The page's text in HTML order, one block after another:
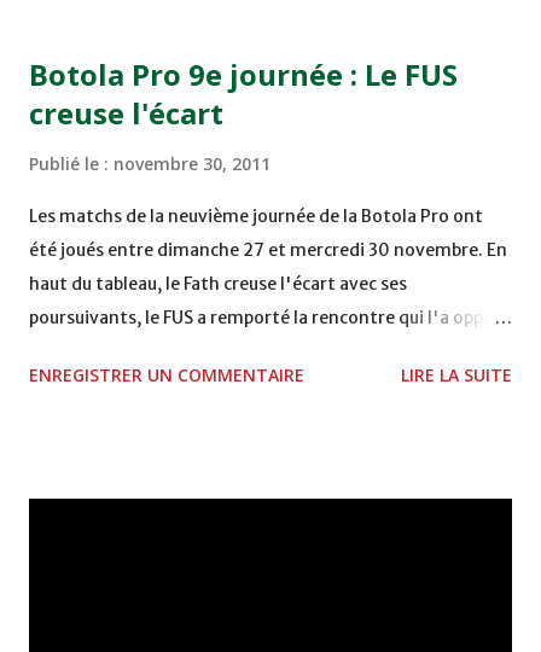
Mardi 06/12/2011 15H00 WAF - OCS au COMPLEXE SPORTIF
DE FES - FES WAC - MAS Reporté pour cause de finale de la
Botola Pro 9e journée : Le FUS
creuse l'écart
Publié le : novembre 30, 2011
Les matchs de la neuvième journée de la Botola Pro ont
été joués entre dimanche 27 et mercredi 30 novembre. En
haut du tableau, le Fath creuse l'écart avec ses
poursuivants, le FUS a remporté la rencontre qui l'a opposé
2, Badr Kachani a ouvert la marque à la 38e pour les
ENREGISTRER UN COMMENTAIRE LIRE LA SUITE